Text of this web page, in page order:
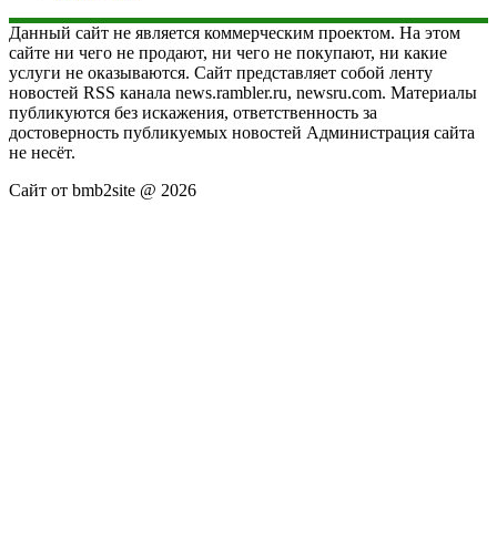
Данный сайт не является коммерческим проектом. На этом
сайте ни чего не продают, ни чего не покупают, ни какие
услуги не оказываются. Сайт представляет собой ленту
новостей RSS канала news.rambler.ru, newsru.com. Материалы
публикуются без искажения, ответственность за
достоверность публикуемых новостей Администрация сайта
не несёт.
Сайт от bmb2site @ 2026